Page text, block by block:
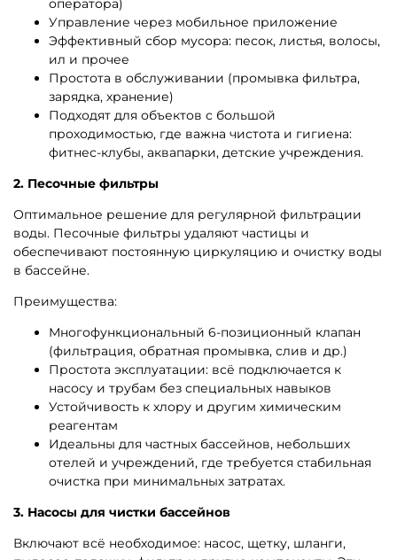
оператора)
Управление через мобильное приложение
Эффективный сбор мусора: песок, листья, волосы,
ил и прочее
Простота в обслуживании (промывка фильтра,
зарядка, хранение)
Подходят для объектов с большой
проходимостью, где важна чистота и гигиена:
фитнес-клубы, аквапарки, детские учреждения.
2. Песочные фильтры
Оптимальное решение для регулярной фильтрации
воды. Песочные фильтры удаляют частицы и
обеспечивают постоянную циркуляцию и очистку воды
в бассейне.
Преимущества:
Многофункциональный 6-позиционный клапан
(фильтрация, обратная промывка, слив и др.)
Простота эксплуатации: всё подключается к
насосу и трубам без специальных навыков
Устойчивость к хлору и другим химическим
реагентам
Идеальны для частных бассейнов, небольших
отелей и учреждений, где требуется стабильная
очистка при минимальных затратах.
3. Насосы для чистки бассейнов
Включают всё необходимое: насос, щетку, шланги,